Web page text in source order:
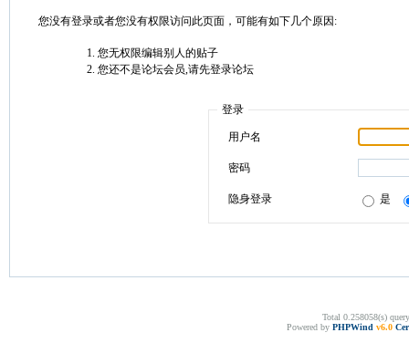
您没有登录或者您没有权限访问此页面，可能有如下几个原因:
您无权限编辑别人的贴子
您还不是论坛会员,请先登录论坛
登录
用户名
密码
隐身登录 是
Total 0.258058(s)
Powered by PHPWind v6.0